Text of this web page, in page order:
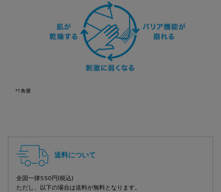
*1 角層
送料について
全国一律550円(税込)
ただし、以下の場合は送料が無料となります。